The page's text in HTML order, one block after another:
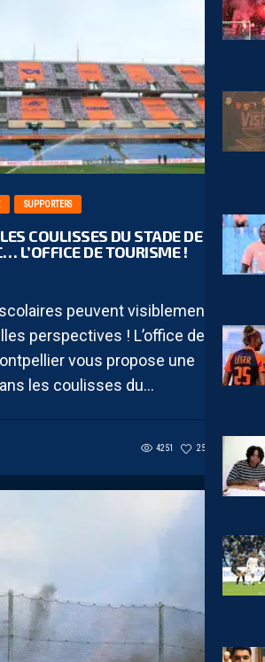
SUPPORTERS
COULISSES DU STADE DE LA
L’OFFICE DE TOURISME !
peuvent visiblement
perspectives ! L’office de
vous propose une
les coulisses du...
4251 257